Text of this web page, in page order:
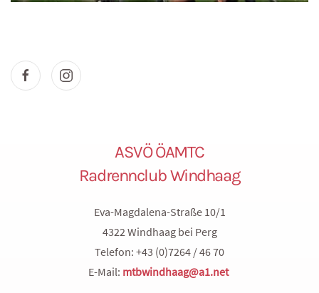
ASVÖ ÖAMTC
Radrennclub Windhaag
Eva-Magdalena-Straße 10/1
4322 Windhaag bei Perg
Telefon: +43 (0)7264 / 46 70
E-Mail: mtbwindhaag@a1.net